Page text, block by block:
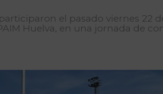
el pasado viernes 22
Huelva, en una jornada de